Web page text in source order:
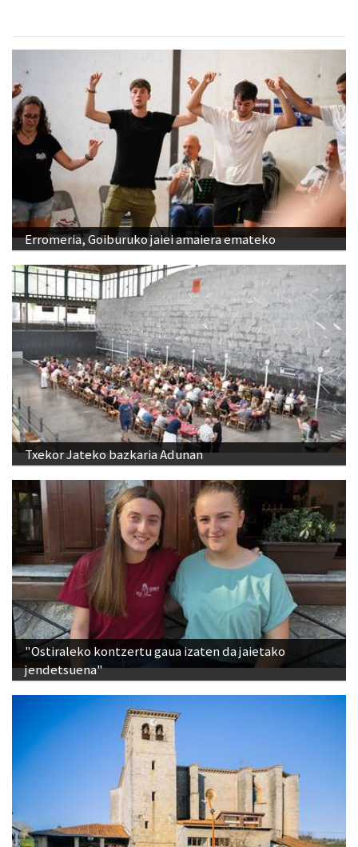
Erromeria, Goiburuko jaiei amaiera emateko
Txekor Jateko bazkaria Adunan
"Ostiraleko kontzertu gaua izaten da jaietako
jendetsuena"